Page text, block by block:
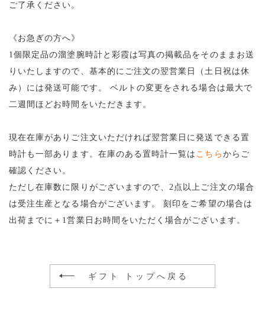
ご了承ください。
《お急ぎの方へ》
1個限定品の溜塗腕時計と彩霞は写真の掲載品をそのままお送
りいたしますので、基本的にご注文の翌営業日（土日祝は休
み）には発送可能です。
ベルトの変更をされる場合は最大で
二週間ほどお時間をいただきます。
現在在庫がありご注文いただければ翌営業日に発送できる置
時計も一部あります。在庫のある置時計一覧は こちら からご
確認ください。
ただし在庫数に限りがございますので、2点以上ご注文の場合
は受注生産となる場合がございます。
刻印をご希望の場合は
出荷までに＋1営業日お時間をいただく場合がございます。
ギフト トップへ戻る